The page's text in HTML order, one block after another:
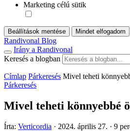
Marketing célú sütik
Beállítások mentése Mindet elfogadom
Randivonal Blog
Irány a Randivonal
Keresés a blogban
Címlap Párkeresés Mivel teheti
Párkeresés
Mivel teheti könnyebbé
Írta: Verticordia · 2024. április 27. · 9